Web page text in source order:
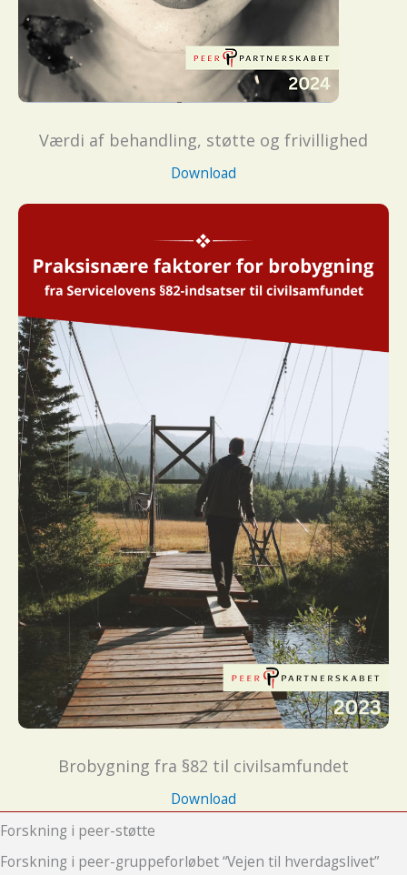
Værdi af behandling, støtte og frivillighed
Download
Brobygning fra §82 til civilsamfundet
Download
Forskning i peer-støtte
Forskning i peer-gruppeforløbet “Vejen til hverdagslivet”